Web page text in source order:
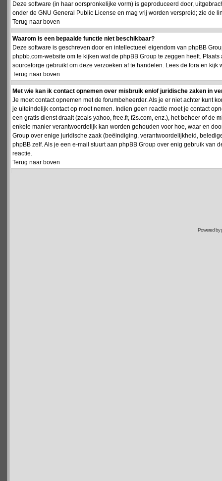
Deze software (in haar oorspronkelijke vorm) is geproduceerd door,
onder de GNU General Public License en mag vrij worden verspreid; zie de
Terug naar boven
Waarom is een bepaalde functie niet beschikbaar?
Deze software is geschreven door en intellectueel eigendom van phpBB
phpbb.com-website om te kijken wat de phpBB Group te zeggen heeft.
sourceforge gebruikt om deze verzoeken af te handelen. Lees de fora en
Terug naar boven
Met wie kan ik contact opnemen over misbruik en/of juridische zaken in
Je moet contact opnemen met de forumbeheerder. Als je er niet achter kunt
je uiteindelijk contact op moet nemen. Indien geen reactie moet je contact
een gratis dienst draait (zoals yahoo, free.fr, f2s.com, enz.), het beheer of
enkele manier verantwoordelijk kan worden gehouden voor hoe, waar en
Group over enige juridische zaak (beëindiging, verantwoordelijkheid,
phpBB zelf. Als je een e-mail stuurt aan phpBB Group over enig gebruik
reactie.
Terug naar boven
Powered by